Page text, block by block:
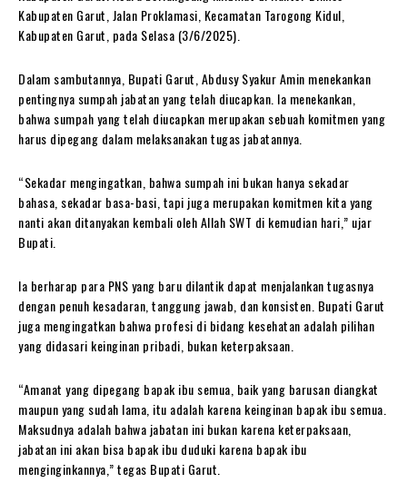
Kabupaten Garut, Jalan Proklamasi, Kecamatan Tarogong Kidul,
Kabupaten Garut, pada Selasa (3/6/2025).
Dalam sambutannya, Bupati Garut, Abdusy Syakur Amin menekankan
pentingnya sumpah jabatan yang telah diucapkan. Ia menekankan,
bahwa sumpah yang telah diucapkan merupakan sebuah komitmen yang
harus dipegang dalam melaksanakan tugas jabatannya.
“Sekadar mengingatkan, bahwa sumpah ini bukan hanya sekadar
bahasa, sekadar basa-basi, tapi juga merupakan komitmen kita yang
nanti akan ditanyakan kembali oleh Allah SWT di kemudian hari,” ujar
Bupati.
Ia berharap para PNS yang baru dilantik dapat menjalankan tugasnya
dengan penuh kesadaran, tanggung jawab, dan konsisten. Bupati Garut
juga mengingatkan bahwa profesi di bidang kesehatan adalah pilihan
yang didasari keinginan pribadi, bukan keterpaksaan.
“Amanat yang dipegang bapak ibu semua, baik yang barusan diangkat
maupun yang sudah lama, itu adalah karena keinginan bapak ibu semua.
Maksudnya adalah bahwa jabatan ini bukan karena keterpaksaan,
jabatan ini akan bisa bapak ibu duduki karena bapak ibu
menginginkannya,” tegas Bupati Garut.